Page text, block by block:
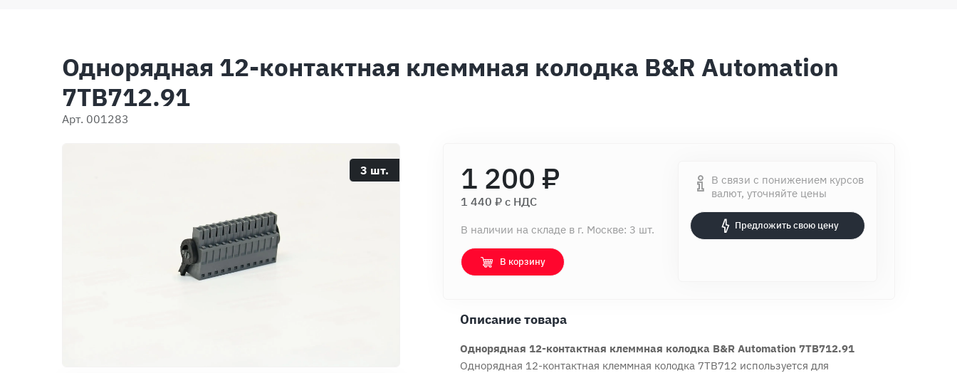
Однорядная 12-контактная клеммная колодка B&R Automation
7TB712.91
Арт. 001283
3 шт. 1 200 ₽
1 440 ₽ c НДС
В наличии на складе в г. Москве: 3 шт.
В корзину
В связи с понижением курсов
валют, уточняйте цены
Предложить свою цену
Описание товара
Однорядная 12-контактная клеммная колодка B&R Automation 7TB712.91
Однорядная 12-контактная клеммная колодка 7TB712 используется для